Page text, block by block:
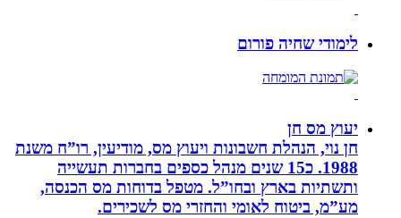
לימודי שחיה פורום
יעוץ מס חן
חן נוי, הנהלת חשבונות ויעוץ מס, מודיעין, רו”ח משנת
1988. כ15 שנים מנהל כספים בחברות תעשייה
ותשתיות בארץ ובחו”ל. מטפל בדוחות מס הכנסה,
מע”מ, ביטוח לאומי והחזרי מס לשכירים.